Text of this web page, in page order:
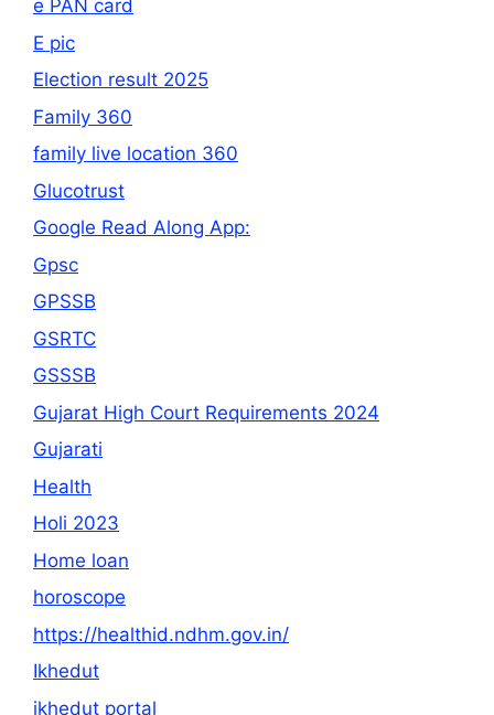
e PAN card
E pic
Election result 2025
Family 360
family live location 360
Glucotrust
Google Read Along App:
Gpsc
GPSSB
GSRTC
GSSSB
Gujarat High Court Requirements 2024
Gujarati
Health
Holi 2023
Home loan
horoscope
https://healthid.ndhm.gov.in/
Ikhedut
ikhedut portal